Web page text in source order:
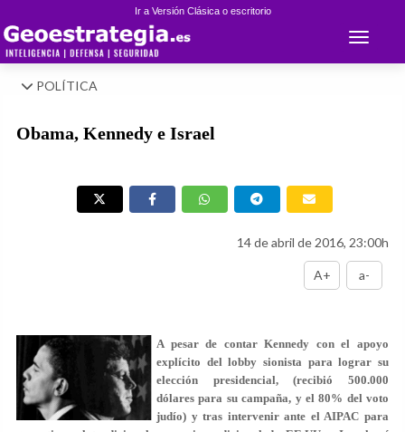
Ir a Versión Clásica o escritorio
Toggle
POLÍTICA
Obama, Kennedy e Israel
14 de abril de 2016, 23:00h
A+ a-
A pesar de contar Kennedy con el apoyo
explícito del lobby sionista para lograr su
elección presidencial, (recibió 500.000
dólares para su campaña, y el 80% del voto
judío) y tras intervenir ante el AIPAC para